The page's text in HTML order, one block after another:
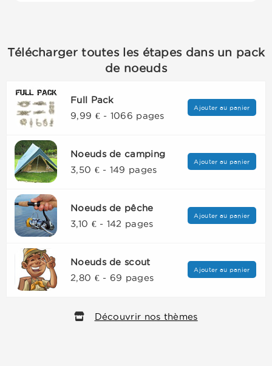
Télécharger toutes les étapes dans un pack
de noeuds
Full Pack
9,99 € - 1066 pages
Ajouter au panier
Noeuds de camping
3,50 € - 149 pages
Ajouter au panier
Noeuds de pêche
3,10 € - 142 pages
Ajouter au panier
Noeuds de scout
2,80 € - 69 pages
Ajouter au panier
Découvrir nos thèmes